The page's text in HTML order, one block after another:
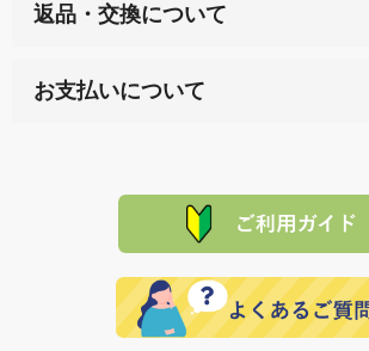
天ペイ」の方はご注文受付後）、 長
サイト内で購入された商品の送料は、
れの生産メーカーからお客様の元へ直
で、 それぞれ個別に送料が必要にな
返品・交換について
または配送途中の 事故などで不都合
品代金を返金いたします。）
その際は誠に申し訳ありませんが、当
願いいたします。
お支払いについて
た場合、お客様からの ご入金を確認し
※「クレジットカード」「PayPay」
定された場合は、準備出来次第の便に
ます。 （到着日指定をされている場合